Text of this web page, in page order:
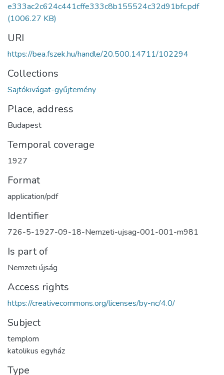
e333ac2c624c441cffe333c8b155524c32d91bfc.pdf
(1006.27 KB)
URI
https://bea.fszek.hu/handle/20.500.14711/102294
Collections
Sajtókivágat-gyűjtemény
Place, address
Budapest
Temporal coverage
1927
Format
application/pdf
Identifier
726-5-1927-09-18-Nemzeti-ujsag-001-001-m981
Is part of
Nemzeti újság
Access rights
https://creativecommons.org/licenses/by-nc/4.0/
Subject
templom
katolikus egyház
Type